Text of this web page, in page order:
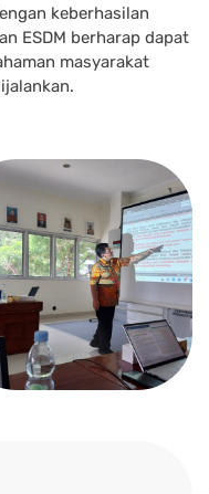
keberhasilan
ESDM berharap dapat
masyarakat